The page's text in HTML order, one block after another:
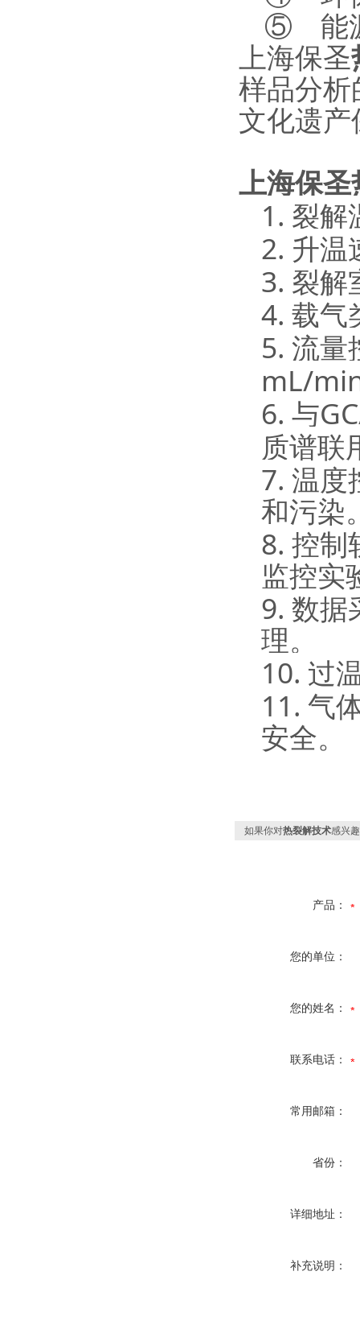
⑤ 能
上海保圣
样品分析
文化遗
上海保圣
1. 裂解
2. 升温
3. 裂解
4. 载气
5. 流量
mL/
6. 与
质谱联
7. 温度
和污染
8. 控制
监控实
9. 数据
理。
10. 过
11. 气
安全。
如果你对热裂解技术感兴
产品：
您的单位：
您的姓名：
联系电话：
常用邮箱：
省份：
详细地址：
补充说明：